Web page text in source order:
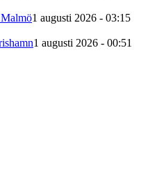
1 augusti 2026 - 03:15
1 augusti 2026 - 00:51